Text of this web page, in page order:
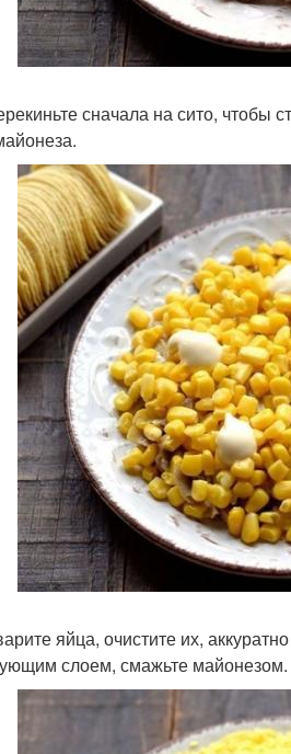
сначала на сито, чтобы
яйца, очистите их,
слоем, смажьте майонезом.